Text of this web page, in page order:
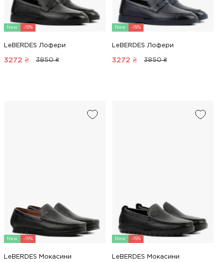
New -15%
LeBERDES Лофери
3272 ₴ 3850 ₴
New -15%
LeBERDES Лофери
3272 ₴ 3850 ₴
New -15%
LeBERDES Мокасини
New -15%
LeBERDES Мокасини